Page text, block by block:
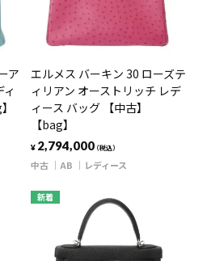
ア
エルメス バーキン 30 ローズテ
ィリアン オーストリッチ レデ
ィース バッグ 【中古】
【bag】
¥ 2,794,000（税込）
中古 AB レディース
新着